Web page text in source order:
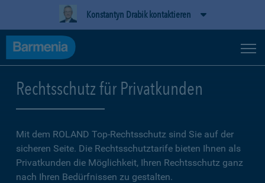
Konstantyn Drabik kontaktieren
Rechtsschutz für Privatkunden
Mit dem ROLAND Top-Rechtsschutz sind Sie auf der
sicheren Seite. Die Rechtsschutztarife bieten Ihnen als
Privatkunden die Möglichkeit, Ihren Rechtsschutz ganz
nach Ihren Bedürfnissen zu gestalten.